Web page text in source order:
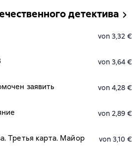
детектива
von 3,32 €
von 3,64 €
заявить von 4,28 €
von 2,89 €
Третья карта. Майор
von 3,10 €